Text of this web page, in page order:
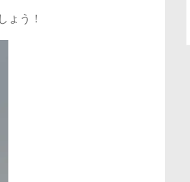
ょう！